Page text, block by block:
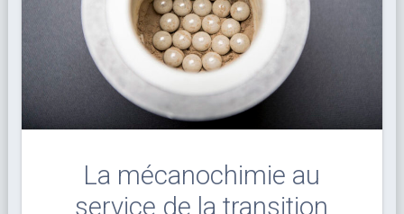
La mécanochimie au
service de la transition